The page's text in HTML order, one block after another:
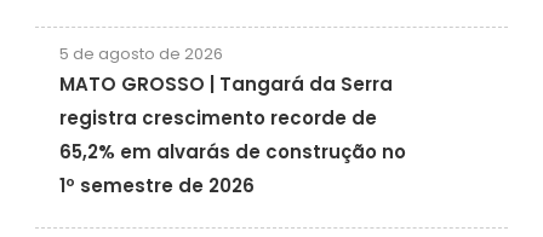
5 de agosto de 2026
MATO GROSSO | Tangará da Serra
registra crescimento recorde de
65,2% em alvarás de construção no
1º semestre de 2026